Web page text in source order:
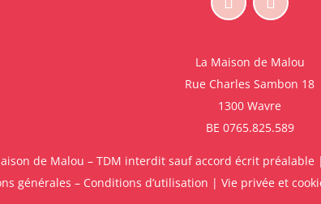
La Maison de Malou
Rue Charles Sambon 18
1300 Wavre
BE 0765.825.589
de Malou – TDM interdit sauf accord écrit
générales – Conditions d’utilisation | Vie privée et